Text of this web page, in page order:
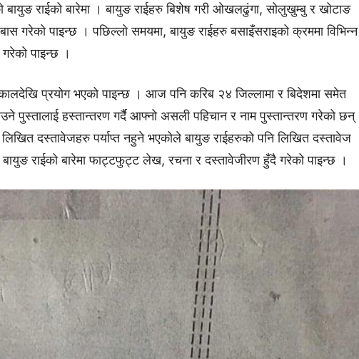
बायुङ राईको बारेमा । बायुङ राईहरु बिशेष गरी ओखलढुंगा, सोलुखुम्बु र खोटाङ
गरेको पाइन्छ । पछिल्लो समयमा, बायुङ राईहरु बसाइँसराइको क्रममा विभिन्न
पाइन्छ ।
प्रयोग भएको पाइन्छ । आज पनि करिब २४ जिल्लामा र बिदेशमा समेत
पुस्तालाई हस्तान्तरण गर्दै आफ्नो असली पहिचान र नाम पुस्तान्तरण गरेको छन्
दस्तावेजहरु पर्याप्त नहुने भएकोले बायुङ राईहरुको पनि लिखित दस्तावेज
राईको बारेमा फाट्टफुट्ट लेख, रचना र दस्तावेजीरण हुँदै गरेको पाइन्छ ।